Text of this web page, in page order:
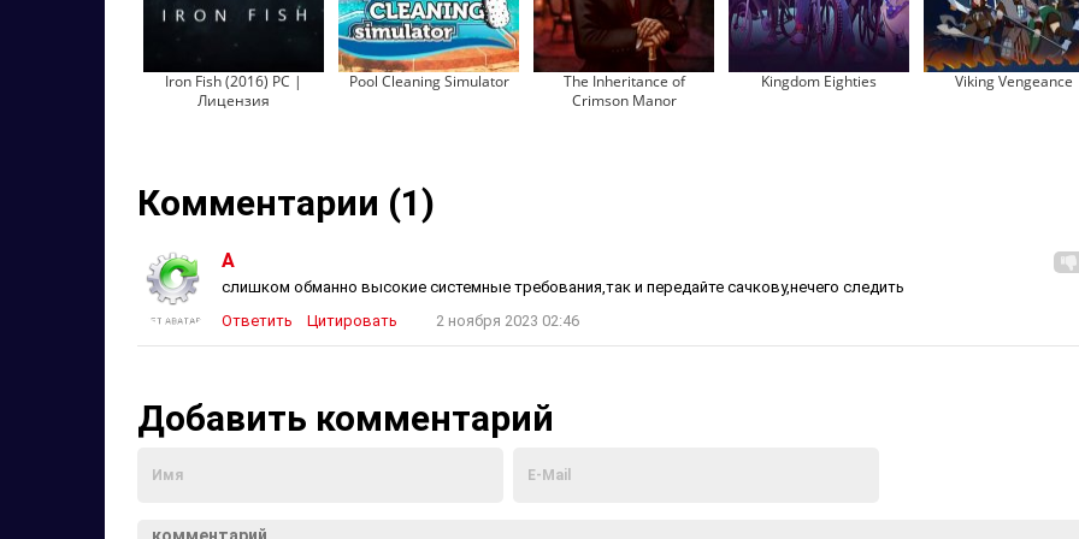
Iron Fish (2016) PC |
Лицензия
Pool Cleaning Simulator
The Inheritance of
Crimson Manor
Kingdom Eighties Viking Vengeance
Комментарии (1)
А
слишком обманно высокие системные требования,так и передайте сачкову,нечего следить
Ответить
Цитировать 2 ноября 2023 02:46
Добавить комментарий